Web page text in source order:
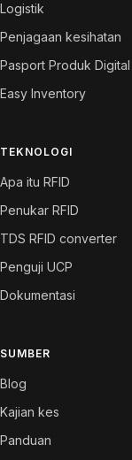
Logistik
Penjagaan kesihatan
Pasport Produk Digital
Easy Inventory
TEKNOLOGI
Apa itu RFID
Penukar RFID
TDS RFID converter
Penguji UCP
Dokumentasi
SUMBER
Blog
Kajian kes
Panduan